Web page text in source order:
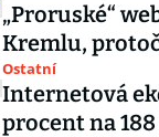
„Proruské“
Kremlu,
Ostatní
Internetová
procent na